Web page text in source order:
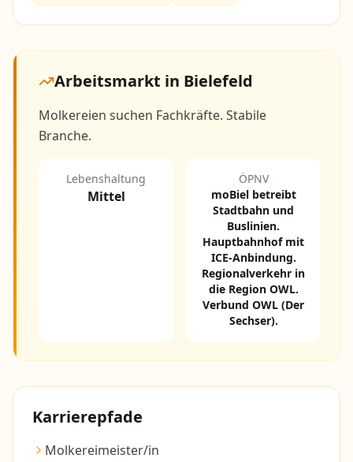
Arbeitsmarkt in Bielefeld
Molkereien suchen Fachkräfte. Stabile
Branche.
Lebenshaltung
Mittel
ÖPNV
moBiel betreibt
Stadtbahn und
Buslinien.
Hauptbahnhof mit
ICE-Anbindung.
Regionalverkehr in
die Region OWL.
Verbund OWL (Der
Sechser).
Karrierepfade
Molkereimeister/in